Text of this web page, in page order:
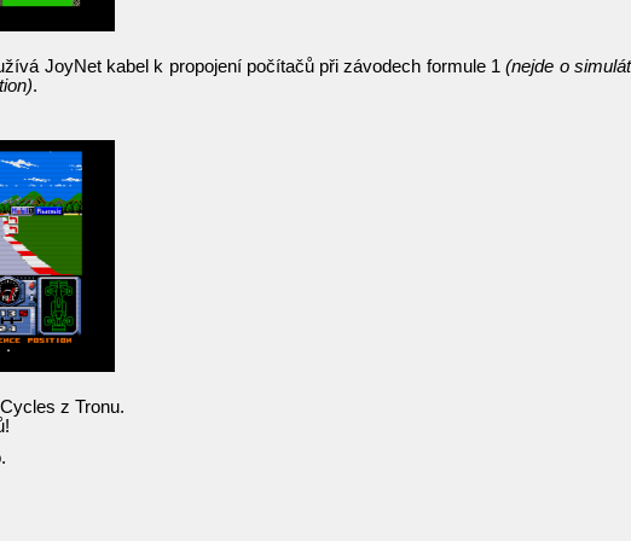
JoyNet kabel k propojení počítačů při závodech formule 1(nejde o
.
z Tronu.